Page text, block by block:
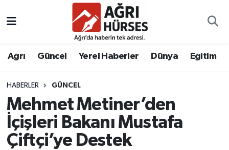
Ağrı Güncel Yerel Haberler Dünya Eğitim
HABERLER GÜNCEL
Mehmet Metiner’den
İçişleri Bakanı Mustafa
Çiftçi’ye Destek
Hava Durumu
Tüm Manşetler
Son Dakika Haberleri